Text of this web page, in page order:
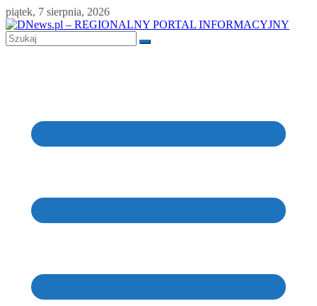
Skip
to
content
piątek, 7 sierpnia, 2026